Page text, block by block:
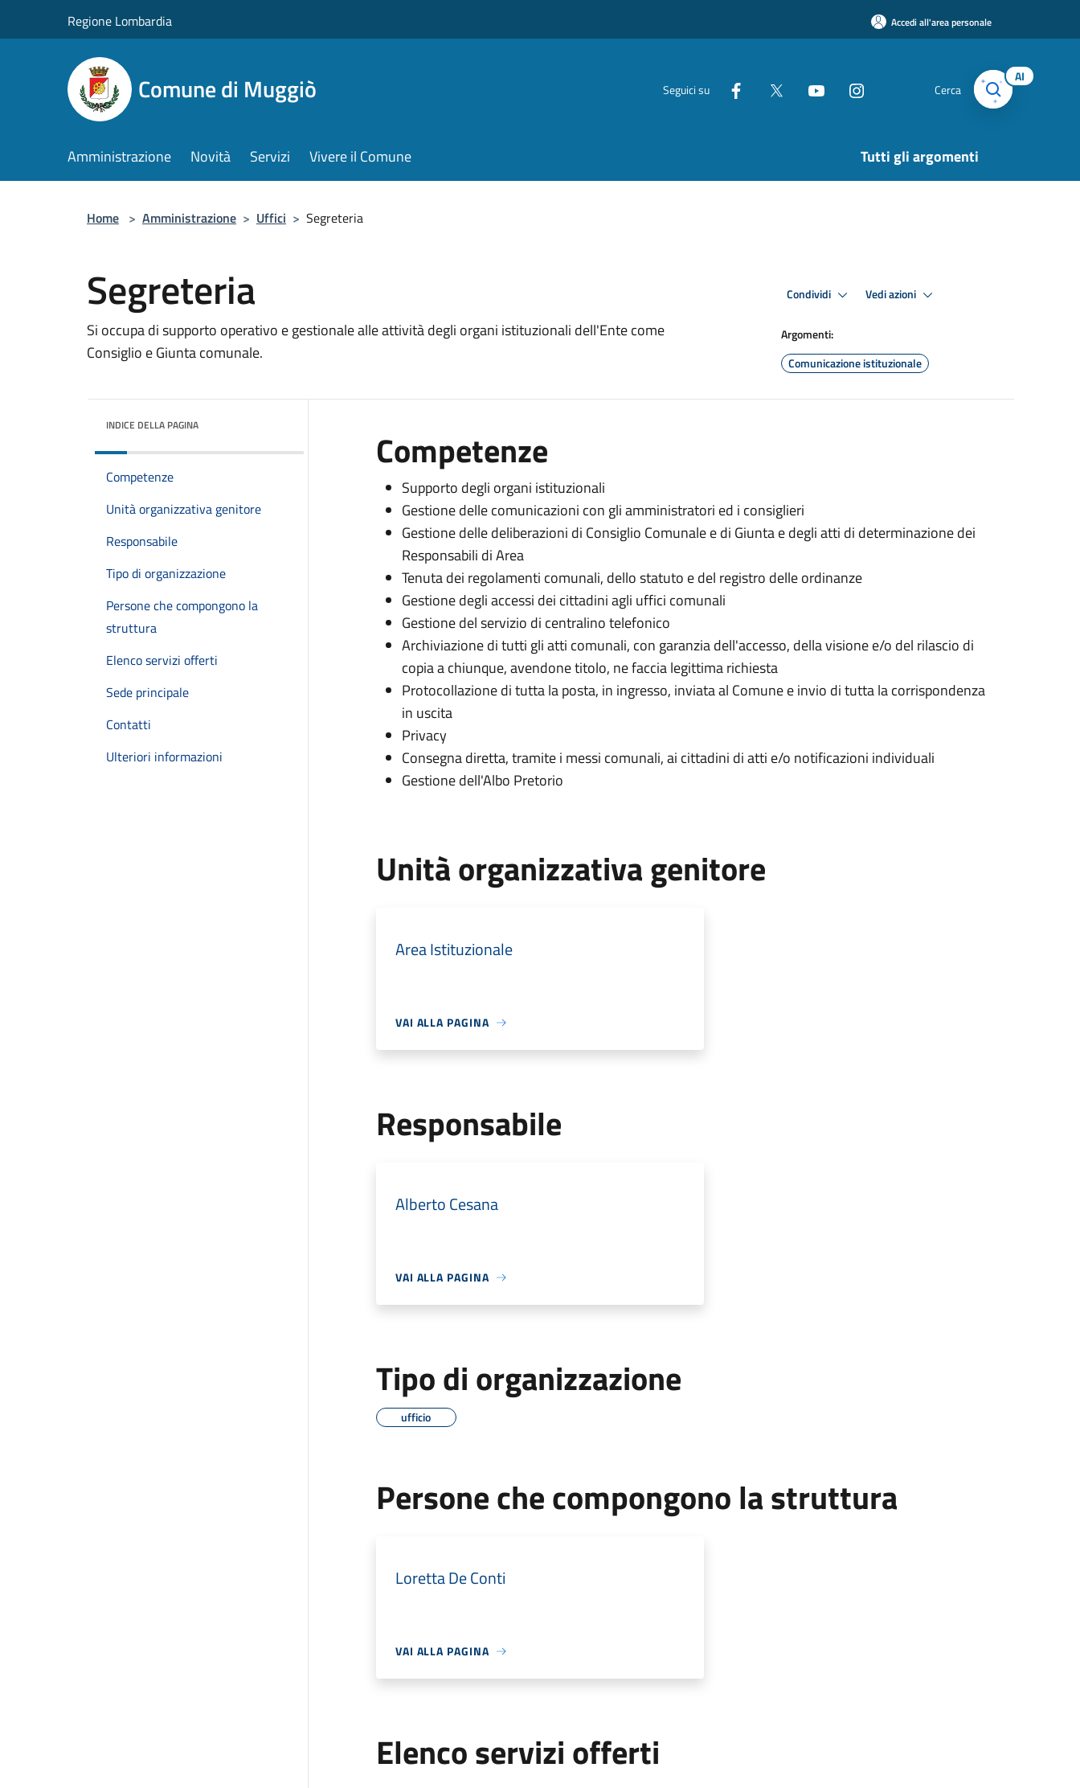
Regione Lombardia Accedi all'area personale
Comune di Muggiò Seguici su Cerca
AI
Amministrazione Novità Servizi Vivere il Comune Tutti gli argomenti
Home > Amministrazione > Uffici > Segreteria
Segreteria
Si occupa di supporto operativo e gestionale alle attività degli organi istituzionali dell'Ente come
Consiglio e Giunta comunale.
Condividi Vedi azioni
Argomenti:
Comunicazione istituzionale
INDICE DELLA PAGINA
Competenze
Unità organizzativa genitore
Responsabile
Tipo di organizzazione
Persone che compongono la
struttura
Elenco servizi offerti
Sede principale
Contatti
Ulteriori informazioni
Competenze
Supporto degli organi istituzionali
Gestione delle comunicazioni con gli amministratori ed i consiglieri
Gestione delle deliberazioni di Consiglio Comunale e di Giunta e degli atti di determinazione dei
Responsabili di Area
Tenuta dei regolamenti comunali, dello statuto e del registro delle ordinanze
Gestione degli accessi dei cittadini agli uffici comunali
Gestione del servizio di centralino telefonico
Archiviazione di tutti gli atti comunali, con garanzia dell'accesso, della visione e/o del rilascio di
copia a chiunque, avendone titolo, ne faccia legittima richiesta
Protocollazione di tutta la posta, in ingresso, inviata al Comune e invio di tutta la corrispondenza
in uscita
Privacy
Consegna diretta, tramite i messi comunali, ai cittadini di atti e/o notificazioni individuali
Gestione dell'Albo Pretorio
Unità organizzativa genitore
Area Istituzionale
VAI ALLA PAGINA
Responsabile
Alberto Cesana
VAI ALLA PAGINA
Tipo di organizzazione
ufficio
Persone che compongono la struttura
Loretta De Conti
VAI ALLA PAGINA
Elenco servizi offerti